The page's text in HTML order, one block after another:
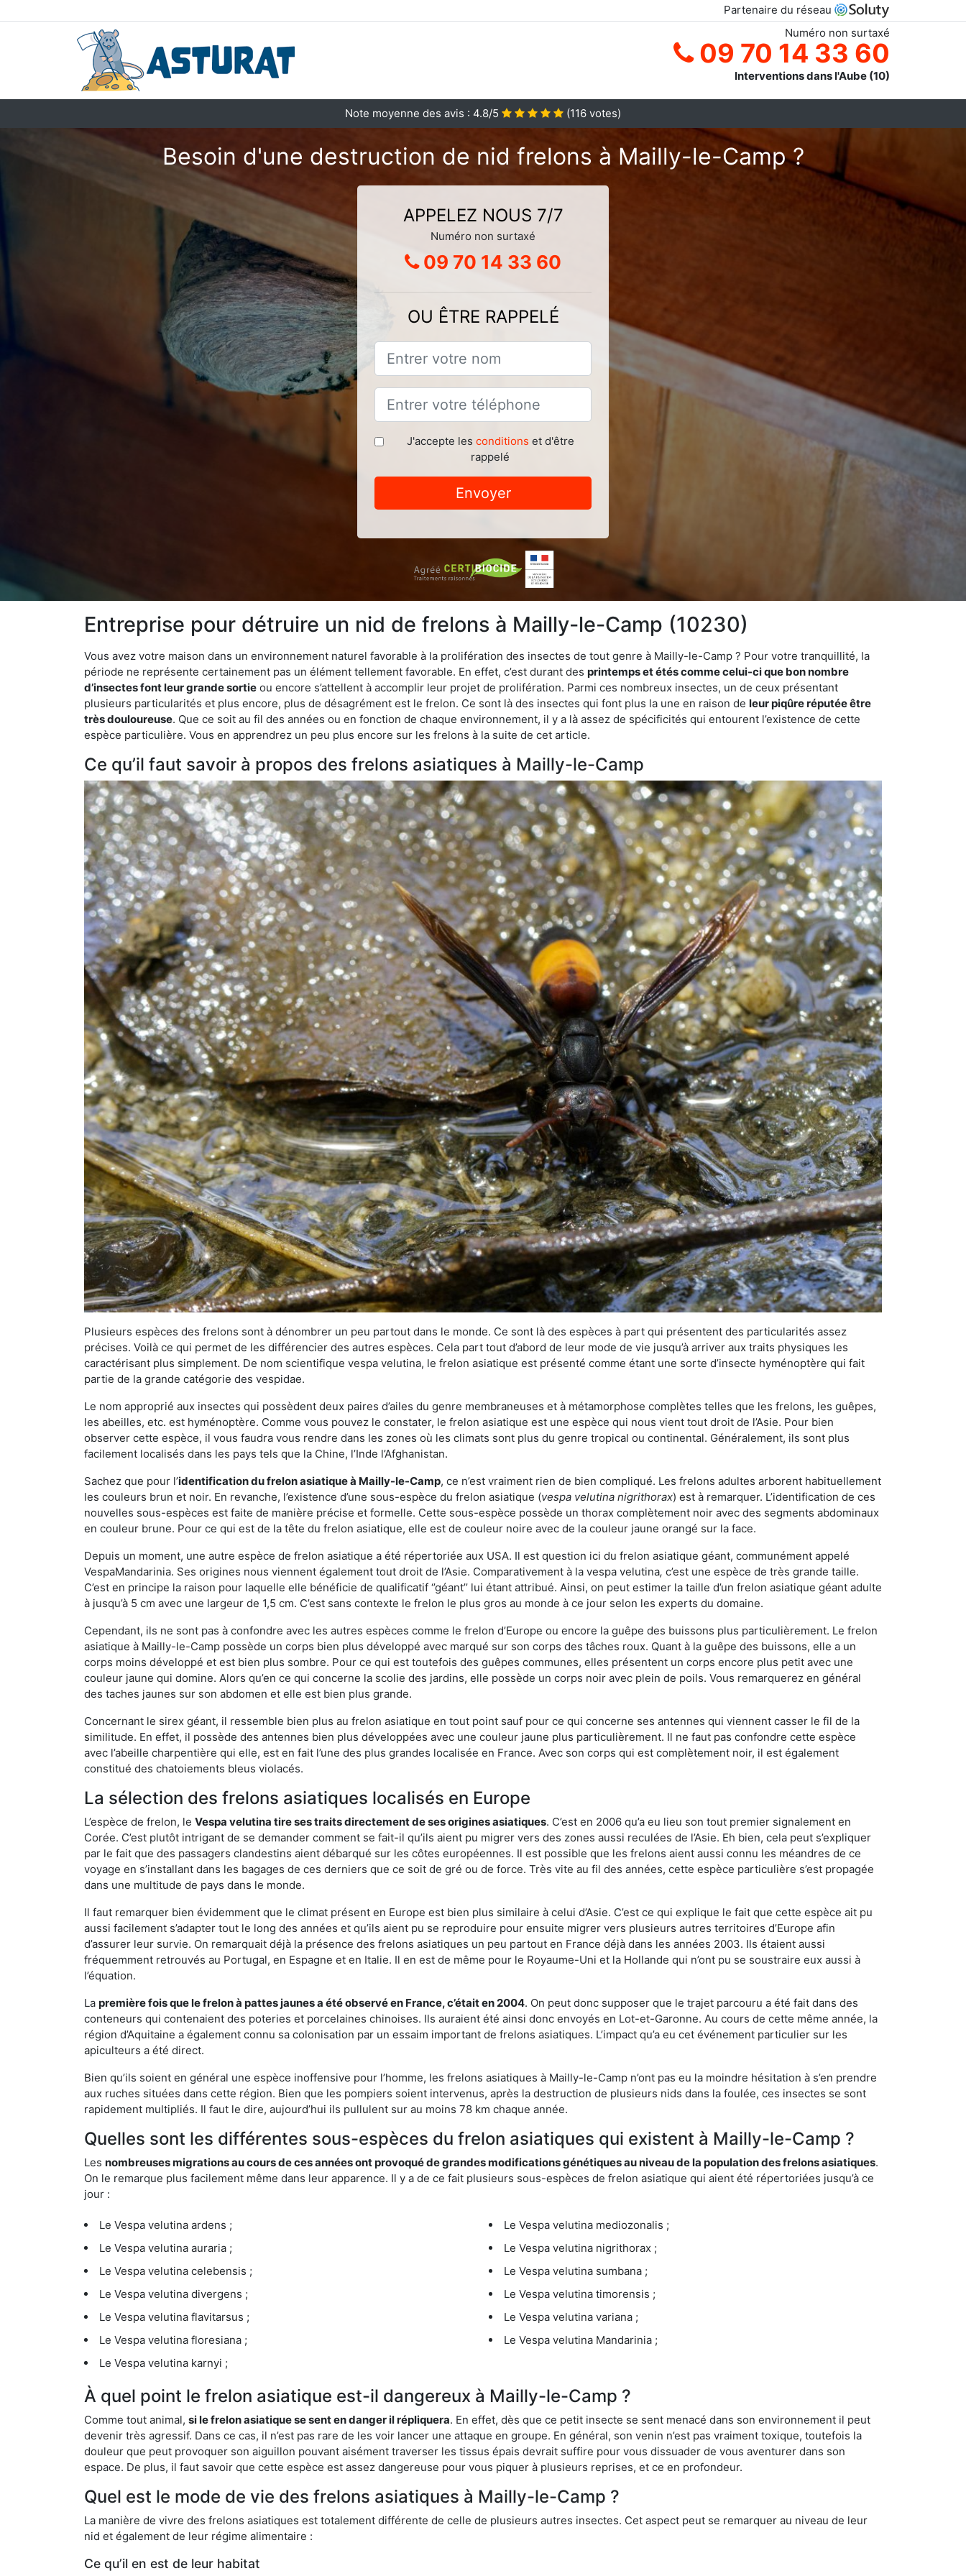
Partenaire du réseau
Numéro non surtaxé
09 70 14 33 60
Interventions dans l'Aube (10)
Note moyenne des avis : 4.8/5 (116 votes)
Besoin d'une destruction de nid frelons à Mailly-le-Camp ?
APPELEZ NOUS 7/7
Numéro non surtaxé
09 70 14 33 60
OU ÊTRE RAPPELÉ
J'accepte les conditions et d'être
rappelé
Envoyer
Entreprise pour détruire un nid de frelons à Mailly-le-Camp (10230)
Vous avez votre maison dans un environnement naturel favorable à la prolifération des insectes de tout genre à Mailly-le-Camp ? Pour votre tranquillité, la
période ne représente certainement pas un élément tellement favorable. En effet, c’est durant des printemps et étés comme celui-ci que bon nombre
d’insectes font leur grande sortie ou encore s’attellent à accomplir leur projet de prolifération. Parmi ces nombreux insectes, un de ceux présentant
plusieurs particularités et plus encore, plus de désagrément est le frelon. Ce sont là des insectes qui font plus la une en raison de leur piqûre réputée être
très douloureuse. Que ce soit au fil des années ou en fonction de chaque environnement, il y a là assez de spécificités qui entourent l’existence de cette
espèce particulière. Vous en apprendrez un peu plus encore sur les frelons à la suite de cet article.
Ce qu’il faut savoir à propos des frelons asiatiques à Mailly-le-Camp
Plusieurs espèces des frelons sont à dénombrer un peu partout dans le monde. Ce sont là des espèces à part qui présentent des particularités assez
précises. Voilà ce qui permet de les différencier des autres espèces. Cela part tout d’abord de leur mode de vie jusqu’à arriver aux traits physiques les
caractérisant plus simplement. De nom scientifique vespa velutina, le frelon asiatique est présenté comme étant une sorte d’insecte hyménoptère qui fait
partie de la grande catégorie des vespidae.
Le nom approprié aux insectes qui possèdent deux paires d’ailes du genre membraneuses et à métamorphose complètes telles que les frelons, les guêpes,
les abeilles, etc. est hyménoptère. Comme vous pouvez le constater, le frelon asiatique est une espèce qui nous vient tout droit de l’Asie. Pour bien
observer cette espèce, il vous faudra vous rendre dans les zones où les climats sont plus du genre tropical ou continental. Généralement, ils sont plus
facilement localisés dans les pays tels que la Chine, l’Inde l’Afghanistan.
Sachez que pour l’identification du frelon asiatiqueà Mailly-le-Camp, ce n’est vraiment rien de bien compliqué. Les frelons adultes arborent habituellement
les couleurs brun et noir. En revanche, l’existence d’une sous-espèce du frelon asiatique (vespa velutina nigrithorax) est à remarquer. L’identification de ces
nouvelles sous-espèces est faite de manière précise et formelle. Cette sous-espèce possède un thorax complètement noir avec des segments abdominaux
en couleur brune. Pour ce qui est de la tête du frelon asiatique, elle est de couleur noire avec de la couleur jaune orangé sur la face.
Depuis un moment, une autre espèce de frelon asiatique a été répertoriée aux USA. Il est question ici du frelon asiatique géant, communément appelé
VespaMandarinia. Ses origines nous viennent également tout droit de l’Asie. Comparativement à la vespa velutina, c’est une espèce de très grande taille.
C’est en principe la raison pour laquelle elle bénéficie de qualificatif ‘’géant’’ lui étant attribué. Ainsi, on peut estimer la taille d’un frelon asiatique géant adulte
à jusqu’à 5 cm avec une largeur de 1,5 cm. C’est sans contexte le frelon le plus gros au monde à ce jour selon les experts du domaine.
Cependant, ils ne sont pas à confondre avec les autres espèces comme le frelon d’Europe ou encore la guêpe des buissons plus particulièrement. Le frelon
asiatique à Mailly-le-Camp possède un corps bien plus développé avec marqué sur son corps des tâches roux. Quant à la guêpe des buissons, elle a un
corps moins développé et est bien plus sombre. Pour ce qui est toutefois des guêpes communes, elles présentent un corps encore plus petit avec une
couleur jaune qui domine. Alors qu’en ce qui concerne la scolie des jardins, elle possède un corps noir avec plein de poils. Vous remarquerez en général
des taches jaunes sur son abdomen et elle est bien plus grande.
Concernant le sirex géant, il ressemble bien plus au frelon asiatique en tout point sauf pour ce qui concerne ses antennes qui viennent casser le fil de la
similitude. En effet, il possède des antennes bien plus développées avec une couleur jaune plus particulièrement. Il ne faut pas confondre cette espèce
avec l’abeille charpentière qui elle, est en fait l’une des plus grandes localisée en France. Avec son corps qui est complètement noir, il est également
constitué des chatoiements bleus violacés.
La sélection des frelons asiatiques localisés en Europe
L’espèce de frelon, le Vespa velutina tire ses traits directement de ses origines asiatiques. C’est en 2006 qu’a eu lieu son tout premier signalement en
Corée. C’est plutôt intrigant de se demander comment se fait-il qu’ils aient pu migrer vers des zones aussi reculées de l’Asie. Eh bien, cela peut s’expliquer
par le fait que des passagers clandestins aient débarqué sur les côtes européennes. Il est possible que les frelons aient aussi connu les méandres de ce
voyage en s’installant dans les bagages de ces derniers que ce soit de gré ou de force. Très vite au fil des années, cette espèce particulière s’est propagée
dans une multitude de pays dans le monde.
Il faut remarquer bien évidemment que le climat présent en Europe est bien plus similaire à celui d’Asie. C’est ce qui explique le fait que cette espèce ait pu
aussi facilement s’adapter tout le long des années et qu’ils aient pu se reproduire pour ensuite migrer vers plusieurs autres territoires d’Europe afin
d’assurer leur survie. On remarquait déjà la présence des frelons asiatiques un peu partout en France déjà dans les années 2003. Ils étaient aussi
fréquemment retrouvés au Portugal, en Espagne et en Italie. Il en est de même pour le Royaume-Uni et la Hollande qui n’ont pu se soustraire eux aussi à
l’équation.
La première fois que le frelon à pattes jaunes a été observé en France, c’était en 2004. On peut donc supposer que le trajet parcouru a été fait dans des
conteneurs qui contenaient des poteries et porcelaines chinoises. Ils auraient été ainsi donc envoyés en Lot-et-Garonne. Au cours de cette même année, la
région d’Aquitaine a également connu sa colonisation par un essaim important de frelons asiatiques. L’impact qu’a eu cet événement particulier sur les
apiculteurs a été direct.
Bien qu’ils soient en général une espèce inoffensive pour l’homme, les frelons asiatiques à Mailly-le-Camp n’ont pas eu la moindre hésitation à s’en prendre
aux ruches situées dans cette région. Bien que les pompiers soient intervenus, après la destruction de plusieurs nids dans la foulée, ces insectes se sont
rapidement multipliés. Il faut le dire, aujourd’hui ils pullulent sur au moins 78 km chaque année.
Quelles sont les différentes sous-espèces du frelon asiatiques qui existent à Mailly-le-Camp ?
Les nombreuses migrations au cours de ces années ont provoqué de grandes modifications génétiques au niveau de la population des frelons asiatiques.
On le remarque plus facilement même dans leur apparence. Il y a de ce fait plusieurs sous-espèces de frelon asiatique qui aient été répertoriées jusqu’à ce
jour :
Le Vespa velutina ardens ;
Le Vespa velutina auraria ;
Le Vespa velutina celebensis ;
Le Vespa velutina divergens ;
Le Vespa velutina flavitarsus ;
Le Vespa velutina floresiana ;
Le Vespa velutina karnyi ;
Le Vespa velutina mediozonalis ;
Le Vespa velutina nigrithorax ;
Le Vespa velutina sumbana ;
Le Vespa velutina timorensis ;
Le Vespa velutina variana ;
Le Vespa velutina Mandarinia ;
À quel point le frelon asiatique est-il dangereux à Mailly-le-Camp ?
Comme tout animal, si le frelon asiatique se sent en danger il répliquera. En effet, dès que ce petit insecte se sent menacé dans son environnement il peut
devenir très agressif. Dans ce cas, il n’est pas rare de les voir lancer une attaque en groupe. En général, son venin n’est pas vraiment toxique, toutefois la
douleur que peut provoquer son aiguillon pouvant aisément traverser les tissus épais devrait suffire pour vous dissuader de vous aventurer dans son
espace. De plus, il faut savoir que cette espèce est assez dangereuse pour vous piquer à plusieurs reprises, et ce en profondeur.
Quel est le mode de vie des frelons asiatiques à Mailly-le-Camp ?
La manière de vivre des frelons asiatiques est totalement différente de celle de plusieurs autres insectes. Cet aspect peut se remarquer au niveau de leur
nid et également de leur régime alimentaire :
Ce qu’il en est de leur habitat